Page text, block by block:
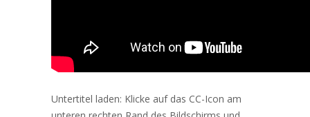
Untertitel laden: Klicke auf das CC-Icon am